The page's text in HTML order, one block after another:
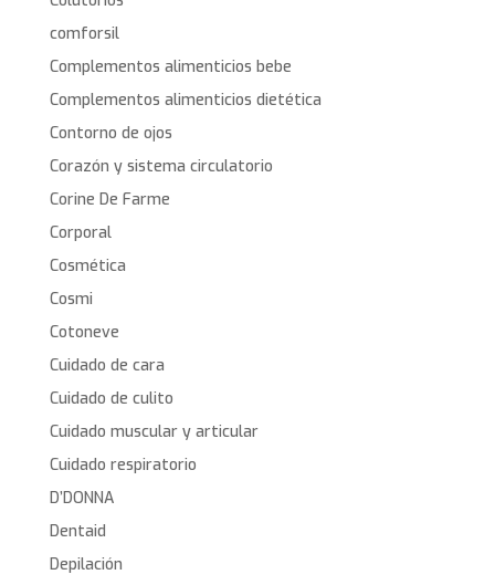
comforsil
Complementos alimenticios bebe
Complementos alimenticios dietética
Contorno de ojos
Corazón y sistema circulatorio
Corine De Farme
Corporal
Cosmética
Cosmi
Cotoneve
Cuidado de cara
Cuidado de culito
Cuidado muscular y articular
Cuidado respiratorio
D’DONNA
Dentaid
Depilación